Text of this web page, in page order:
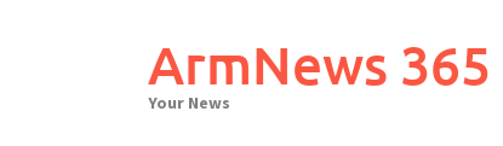
ArmNews 365
Your News